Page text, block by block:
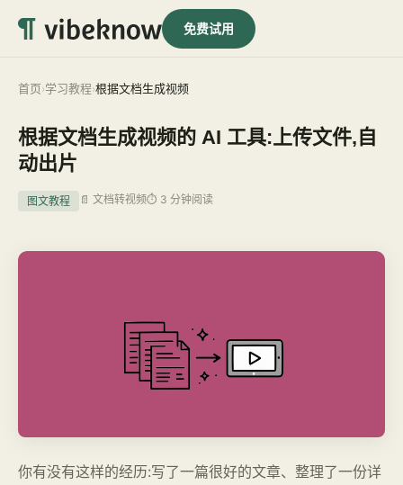
免费试用
首页›学习教程›根据文档生成视频
根据文档生成视频的 AI 工具:上传文件,自
动出片
图文教程 📄 文档转视频⏱ 3 分钟阅读
你有没有这样的经历:写了一篇很好的文章、整理了一份详